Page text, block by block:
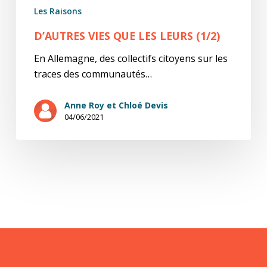
Les Raisons
D’AUTRES VIES QUE LES LEURS (1/2)
En Allemagne, des collectifs citoyens sur les
traces des communautés…
Anne Roy et Chloé Devis
04/06/2021